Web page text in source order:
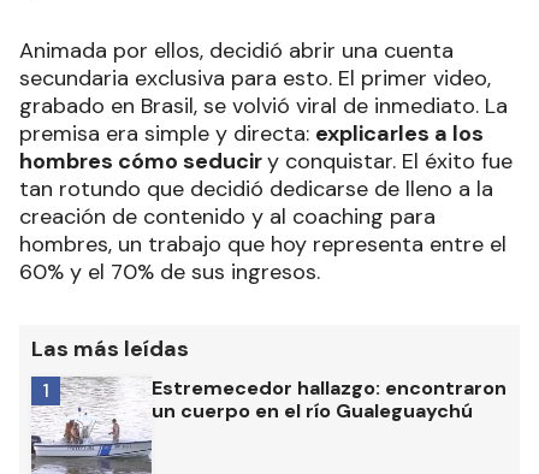
Animada por ellos, decidió abrir una cuenta
secundaria exclusiva para esto. El primer video,
grabado en Brasil, se volvió viral de inmediato. La
premisa era simple y directa: explicarles a los
hombres cómo seduciry conquistar. El éxito fue
tan rotundo que decidió dedicarse de lleno a la
creación de contenido y al coaching para
hombres, un trabajo que hoy representa entre el
60% y el 70% de sus ingresos.
Las más leídas
Estremecedor hallazgo: encontraron
un cuerpo en el río Gualeguaychú
1